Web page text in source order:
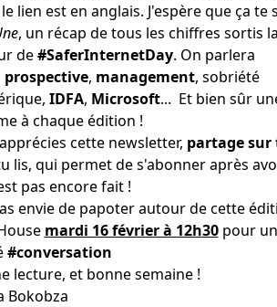
lien est en anglais. J'espère que ça te
, un récap de tous les chiffres sortis
de#SaferInternetDay. On parlera
prospective, management, sobriété
IDFA, Microsoft... Et bien sûr
à chaque édition !
cette newsletter, partage sur
lis, qui permet de s'abonner après
pas encore fait !
envie de papoter autour de cette
mardi 16 février à 12h30pour
#conversation
lecture, et bonne semaine !
Bokobza